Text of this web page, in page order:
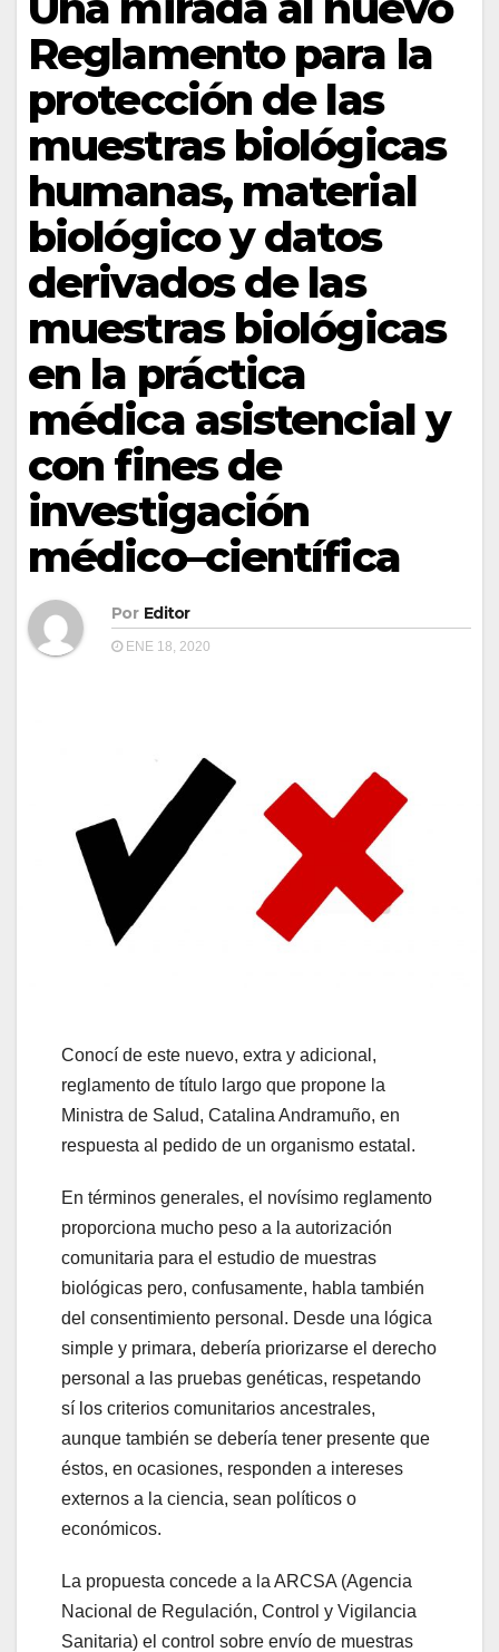
Reglamento para la
protección de las
muestras biológicas
humanas, material
biológico y datos
derivados de las
muestras biológicas
en la práctica
médica asistencial y
con fines de
investigación
médico–científica
Por Editor
ENE 18, 2020
Conocí de este nuevo, extra y adicional,
reglamento de título largo que propone la
Ministra de Salud, Catalina Andramuño, en
respuesta al pedido de un organismo estatal.
En términos generales, el novísimo reglamento
proporciona mucho peso a la autorización
comunitaria para el estudio de muestras
biológicas pero, confusamente, habla también
del consentimiento personal. Desde una lógica
simple y primara, debería priorizarse el derecho
personal a las pruebas genéticas, respetando
sí los criterios comunitarios ancestrales,
aunque también se debería tener presente que
éstos, en ocasiones, responden a intereses
externos a la ciencia, sean políticos o
económicos.
La propuesta concede a la ARCSA (Agencia
Nacional de Regulación, Control y Vigilancia
Sanitaria) el control sobre envío de muestras